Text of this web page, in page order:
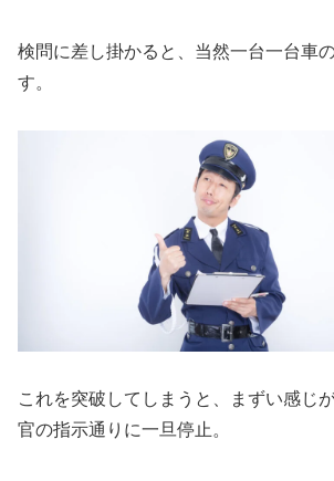
検問に差し掛かると、当然一台一台車
す。
これを突破してしまうと、まずい感じ
官の指示通りに一旦停止。